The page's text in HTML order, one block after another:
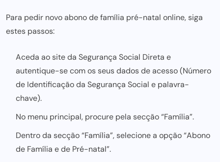
Para pedir novo abono de família pré-natal online, siga
estes passos:
Aceda ao site da Segurança Social Direta e
autentique-se com os seus dados de acesso (Número
de Identificação da Segurança Social e palavra-
chave).
No menu principal, procure pela secção “Família”.
Dentro da secção “Família”, selecione a opção “Abono
de Família e de Pré-natal”.